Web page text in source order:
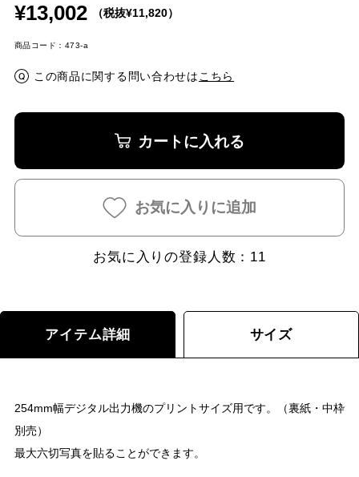
¥13,002 （税抜¥11,820）
商品コード：473-a
この商品に関する問い合わせは こちら
カートに入れる
お気に入りに追加
お気に入りの登録人数： 11
アイテム詳細 サイズ
254mm幅デジタル出力機のプリントサイズ用です。（裏紙・中枠
別売）
最大六切写真を貼ることができます。